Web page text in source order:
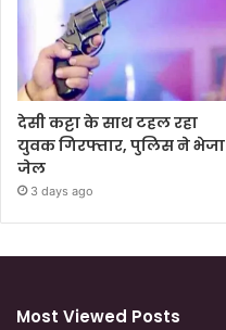
देसी कट्टा के साथ टहल रहा
युवक गिरफ्तार, पुलिस ने भेजा
जेल
3 days ago
Most Viewed Posts